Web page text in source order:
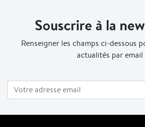
Souscrire à la
Renseigner les champs ci-dessous
actualités par email